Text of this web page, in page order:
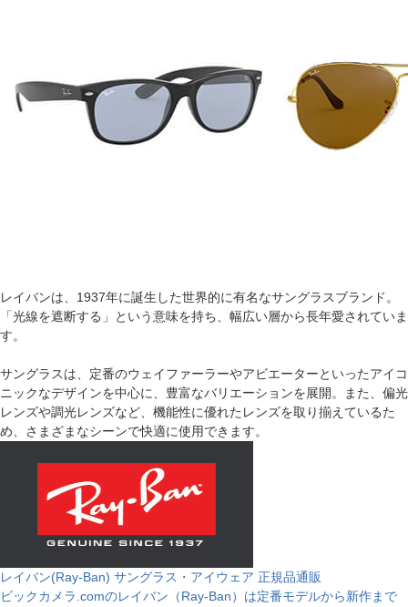
レイバンは、1937年に誕生した世界的に有名なサングラスブランド。
「光線を遮断する」という意味を持ち、幅広い層から長年愛されていま
す。
サングラスは、定番のウェイファーラーやアビエーターといったアイコ
ニックなデザインを中心に、豊富なバリエーションを展開。また、偏光
レンズや調光レンズなど、機能性に優れたレンズを取り揃えているた
め、さまざまなシーンで快適に使用できます。
レイバン(Ray-Ban) サングラス・アイウェア 正規品通販
ビックカメラ.comのレイバン（Ray-Ban）は定番モデルから新作まで